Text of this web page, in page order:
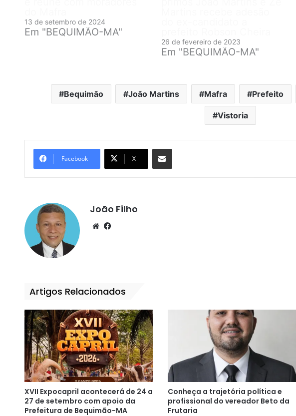
13 de setembro de 2024
Em "BEQUIMÃO-MA"
26 de fevereiro de 2023
Em "BEQUIMÃO-MA"
Bequimão João Martins Mafra Prefeito
Vistoria
Facebook X
Compartilhar por e-mail
João Filho
We
Artigos Relacionados
XVII Expocapril acontecerá de 24 a
27 de setembro com apoio da
Prefeitura de Bequimão-MA
Conheça a trajetória política e
profissional do vereador Beto da
Frutaria